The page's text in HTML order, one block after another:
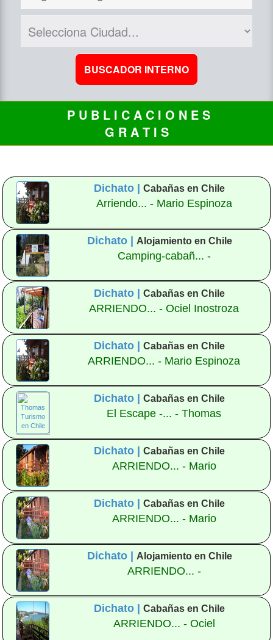
P U B L I C A C I O N E S
G R A T I S
Dichato |Cabañas en Chile
Arriendo... - Mario Espinoza
Dichato | Alojamiento en Chile
Camping-cabañ... -
Dichato |Cabañas en Chile
ARRIENDO... - Ociel Inostroza
Dichato |Cabañas en Chile
ARRIENDO... - Mario Espinoza
Dichato |Cabañas en Chile
El Escape -... - Thomas
Dichato |Cabañas en Chile
ARRIENDO... - Mario
Dichato |Cabañas en Chile
ARRIENDO... - Mario
Dichato | Alojamiento en Chile
ARRIENDO... -
Dichato |Cabañas en Chile
ARRIENDO... - Ociel